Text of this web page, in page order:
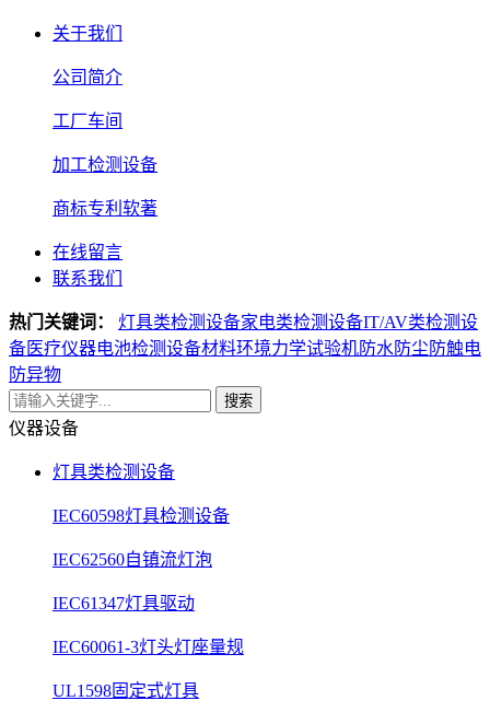
关于我们
公司简介
工厂车间
加工检测设备
商标专利软著
在线留言
联系我们
热门关键词： 灯具类检测设备家电类检测设备IT/AV类检测设
备医疗仪器电池检测设备材料环境力学试验机防水防尘防触电
防异物
搜索
仪器设备
灯具类检测设备
IEC60598灯具检测设备
IEC62560自镇流灯泡
IEC61347灯具驱动
IEC60061-3灯头灯座量规
UL1598固定式灯具